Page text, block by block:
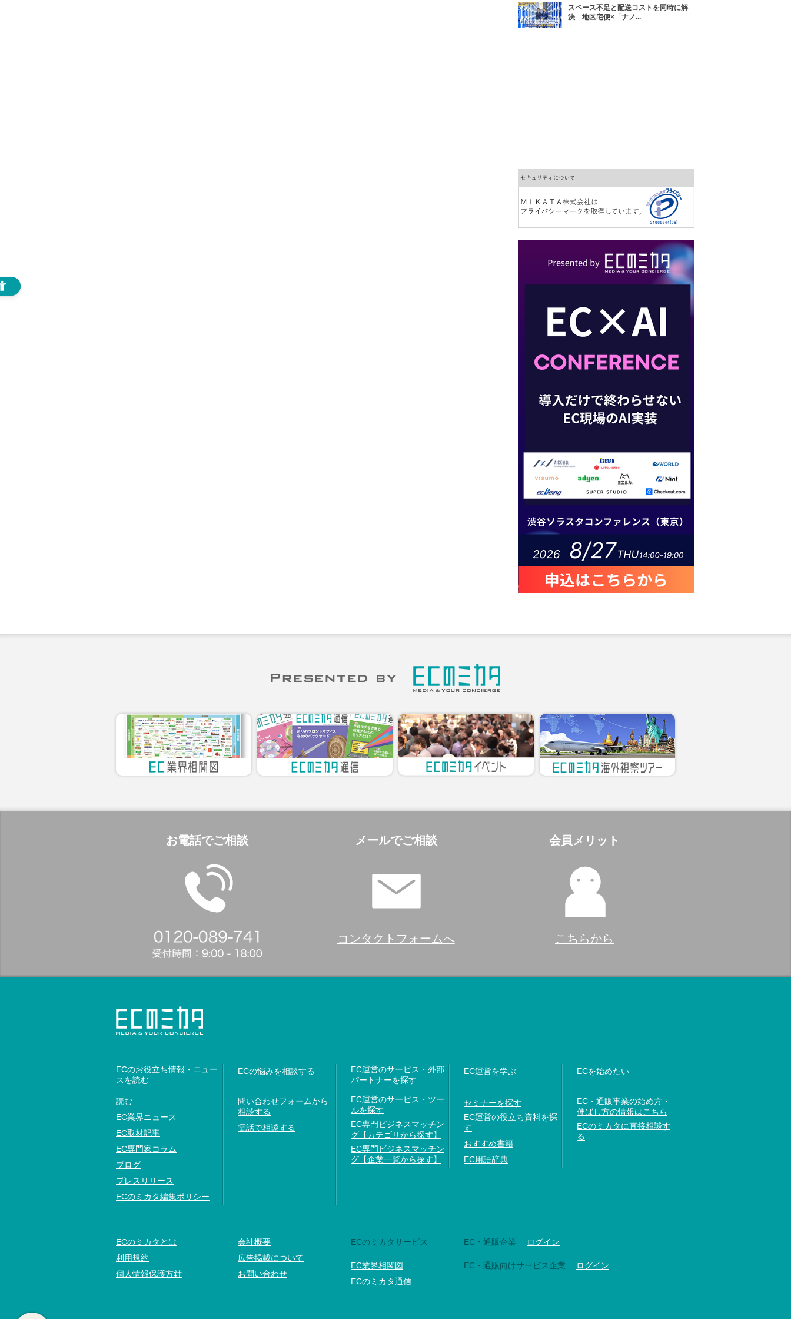
スペース不足と配送コストを同時に解
決 地区宅便×「ナノ...
お電話でご相談 メールでご相談
コンタクトフォームへ
会員メリット
こちらから
ECのお役立ち情報・ニュー
スを読む
読む
EC業界ニュース
EC取材記事
EC専門家コラム
ブログ
プレスリリース
ECのミカタ編集ポリシー
ECの悩みを相談する
問い合わせフォームから
相談する
電話で相談する
EC運営のサービス・外部
パートナーを探す
EC運営のサービス・ツー
ルを探す
EC専門ビジネスマッチン
グ【カテゴリから探す】
EC専門ビジネスマッチン
グ【企業一覧から探す】
EC運営を学ぶ
セミナーを探す
EC運営の役立ち資料を探
す
おすすめ書籍
EC用語辞典
ECを始めたい
EC・通販事業の始め方・
伸ばし方の情報はこちら
ECのミカタに直接相談す
る
ECのミカタとは
利用規約
個人情報保護方針
会社概要
広告掲載について
お問い合わせ
ECのミカタサービス
EC業界相関図
ECのミカタ通信
EC・通販企業 ログイン
EC・通販向けサービス企業 ログイン